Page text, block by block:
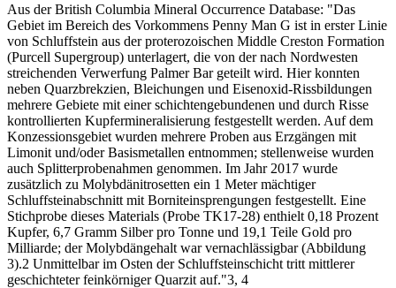
Aus der British Columbia Mineral Occurrence Database: "Das
Gebiet im Bereich des Vorkommens Penny Man G ist in erster Linie
von Schluffstein aus der proterozoischen Middle Creston Formation
(Purcell Supergroup) unterlagert, die von der nach Nordwesten
streichenden Verwerfung Palmer Bar geteilt wird. Hier konnten
neben Quarzbrekzien, Bleichungen und Eisenoxid-Rissbildungen
mehrere Gebiete mit einer schichtengebundenen und durch Risse
kontrollierten Kupfermineralisierung festgestellt werden. Auf dem
Konzessionsgebiet wurden mehrere Proben aus Erzgängen mit
Limonit und/oder Basismetallen entnommen; stellenweise wurden
auch Splitterprobenahmen genommen. Im Jahr 2017 wurde
zusätzlich zu Molybdänitrosetten ein 1 Meter mächtiger
Schluffsteinabschnitt mit Borniteinsprengungen festgestellt. Eine
Stichprobe dieses Materials (Probe TK17-28) enthielt 0,18 Prozent
Kupfer, 6,7 Gramm Silber pro Tonne und 19,1 Teile Gold pro
Milliarde; der Molybdängehalt war vernachlässigbar (Abbildung
3).2 Unmittelbar im Osten der Schluffsteinschicht tritt mittlerer
geschichteter feinkörniger Quarzit auf."3, 4